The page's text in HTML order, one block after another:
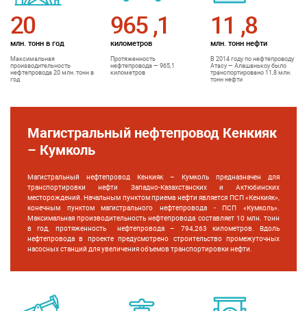
20
млн. тонн в год
Максимальная
производительность
нефтепровода 20 млн. тонн в
год
965,1
километров
Протяженность
нефтепровода — 965,1
километров
11 ,8
млн. тонн нефти
В 2014 году по нефтепроводу
Атасу — Алашанькоу было
транспортировано 11,8 млн.
тонн нефти
Магистральный нефтепровод Кенкияк
– Кумколь
Магистральный нефтепровод Кенкияк – Кумколь предназначен для
транспортировки нефти Западно-Казахстанских и Актюбинских
месторождений. Начальным пунктом приема нефти является ПСП «Кенкияк»,
конечным пунктом магистрального нефтепровода - ПСП «Кумколь».
Максимальная производительность нефтепровода составляет 10 млн. тонн
в год, протяженность нефтепровода – 794,263 километров. Вдоль
нефтепровода в проекте предусмотрено строительство промежуточных
насосных станций для увеличения объемов транспортировки нефти.